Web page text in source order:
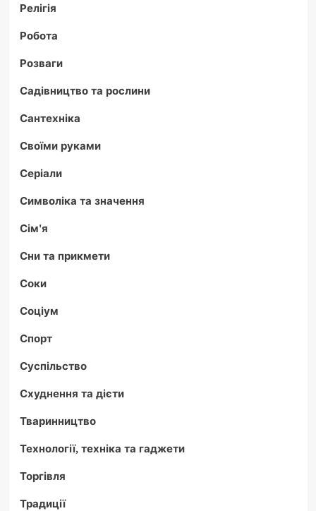
Релігія
Робота
Розваги
Садівництво та рослини
Сантехніка
Своїми руками
Серіали
Символіка та значення
Сім'я
Сни та прикмети
Соки
Соціум
Спорт
Суспільство
Схуднення та дієти
Тваринництво
Технології, техніка та гаджети
Торгівля
Традиції